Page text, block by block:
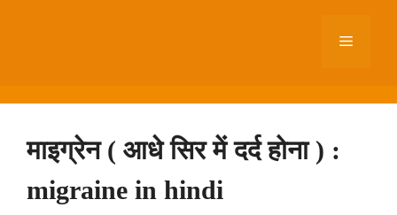
Menu
माइग्रेन ( आधे सिर में दर्द होना ) :
migraine in hindi